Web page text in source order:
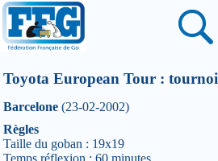
Toyota European Tour :
Barcelone (23-02-2002)
Règles
Taille du goban : 19x19
Temps réflexion : 60 minutes